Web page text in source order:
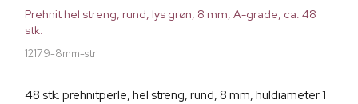
Prehnit hel streng, rund, lys grøn, 8 mm, A-grade, ca. 48
stk.
12179-8mm-str
48 stk. prehnitperle, hel streng, rund, 8 mm, huldiameter 1